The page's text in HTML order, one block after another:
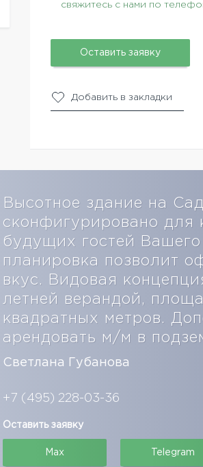
свяжитесь с нами по
Оставить заявку
Добавить в закладки
здание на
сконфигурировано для
будущих гостей
планировка позволит
вкус. Видовая
летней верандой,
квадратных метров.
арендовать м/м в
Светлана Губанова
+7 (495) 228-03-36
Оставить заявку
Max Telegram